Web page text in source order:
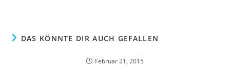
DAS KÖNNTE DIR AUCH GEFALLEN
Februar 21, 2015